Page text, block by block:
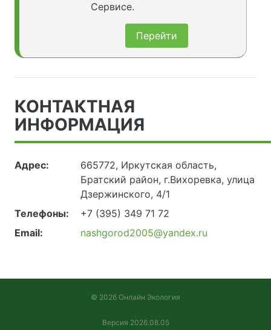
Сервисе.
Перейти
КОНТАКТНАЯ
ИНФОРМАЦИЯ
Адрес:
665772, Иркутская область,
Братский район, г.Вихоревка, улица
Дзержинского, 4/1
Телефоны:
+7 (395) 349 71 72
Email:
nashgorod2005@yandex.ru
© 2026 Онлайн Экология
Версия 2026.08.05